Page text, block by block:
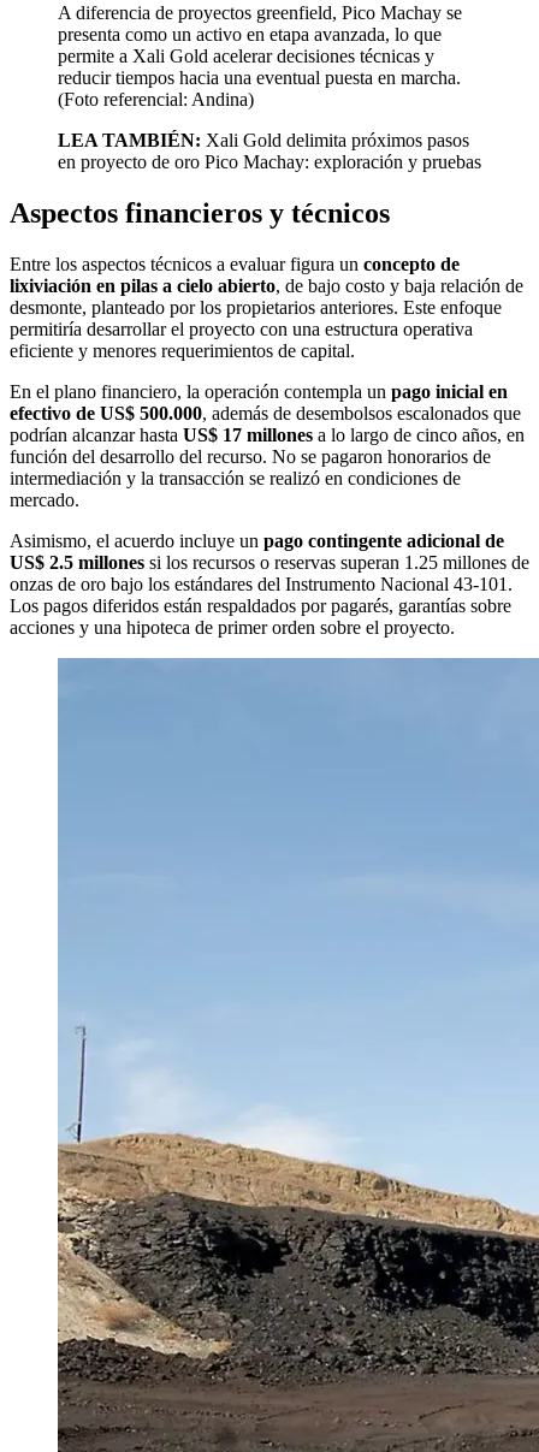
A diferencia de proyectos greenfield, Pico Machay se
presenta como un activo en etapa avanzada, lo que
permite a Xali Gold acelerar decisiones técnicas y
reducir tiempos hacia una eventual puesta en marcha.
(Foto referencial: Andina)
LEA TAMBIÉN: Xali Gold delimita próximos pasos
en proyecto de oro Pico Machay: exploración y pruebas
Aspectos financieros y técnicos
Entre los aspectos técnicos a evaluar figura un concepto de
lixiviación en pilas a cielo abierto, de bajo costo y baja relación de
desmonte, planteado por los propietarios anteriores. Este enfoque
permitiría desarrollar el proyecto con una estructura operativa
eficiente y menores requerimientos de capital.
En el plano financiero, la operación contempla un pago inicial en
efectivo de US$ 500.000, además de desembolsos escalonados que
podrían alcanzar hasta US$ 17 millones a lo largo de cinco años, en
función del desarrollo del recurso. No se pagaron honorarios de
intermediación y la transacción se realizó en condiciones de
mercado.
Asimismo, el acuerdo incluye un pago contingente adicional de
US$ 2.5 millones si los recursos o reservas superan 1.25 millones de
onzas de oro bajo los estándares del Instrumento Nacional 43-101.
Los pagos diferidos están respaldados por pagarés, garantías sobre
acciones y una hipoteca de primer orden sobre el proyecto.